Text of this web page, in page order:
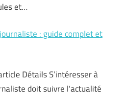
et…
: guide complet et
Détails S’intéresser à
doit suivre l’actualité